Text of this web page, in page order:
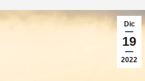
Dic
19
2022